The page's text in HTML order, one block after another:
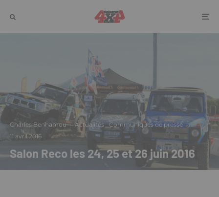
Charles Benhamou · Actualités Communiqués de presse ·
11 avril 2016
Salon Reco les 24, 25 et 26 juin 2016